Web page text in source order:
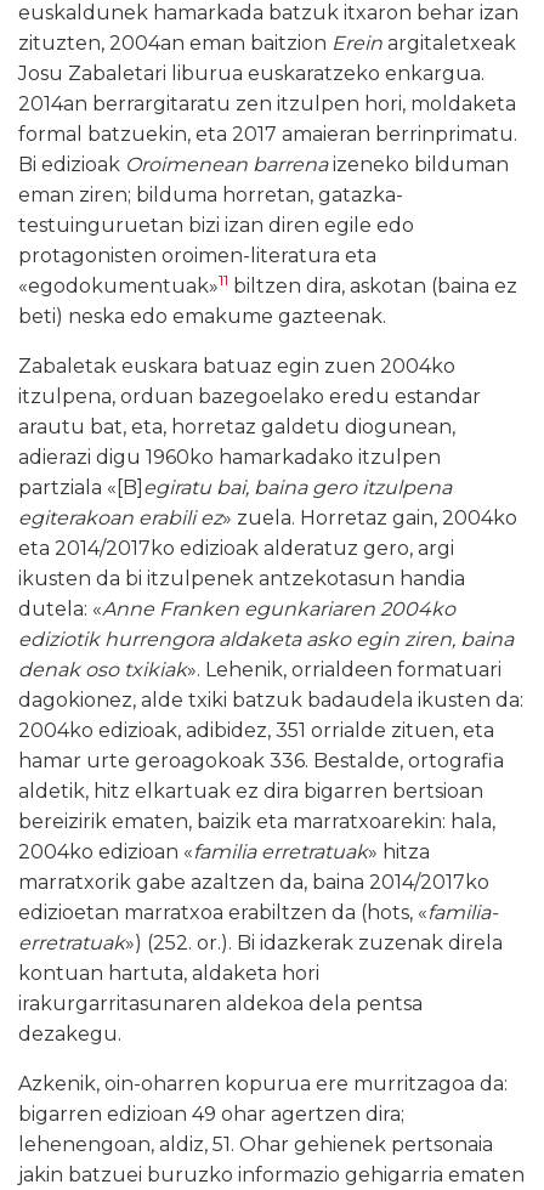
euskaldunek hamarkada batzuk itxaron behar izan
zituzten, 2004an eman baitzion Erein argitaletxeak
Josu Zabaletari liburua euskaratzeko enkargua.
2014an berrargitaratu zen itzulpen hori, moldaketa
formal batzuekin, eta 2017 amaieran berrinprimatu.
Bi edizioak Oroimenean barrenaizeneko bilduman
eman ziren; bilduma horretan, gatazka-
testuinguruetan bizi izan diren egile edo
protagonisten oroimen-literatura eta
«egodokumentuak»11 biltzen dira, askotan (baina ez
beti) neska edo emakume gazteenak.
Zabaletak euskara batuaz egin zuen 2004ko
itzulpena, orduan bazegoelako eredu estandar
arautu bat, eta, horretaz galdetu diogunean,
adierazi digu 1960ko hamarkadako itzulpen
partziala «[B] egiratu bai, baina gero itzulpena
egiterakoan erabili ez» zuela. Horretaz gain, 2004ko
eta 2014/2017ko edizioak alderatuz gero, argi
ikusten da bi itzulpenek antzekotasun handia
dutela: «Anne Franken egunkariaren 2004ko
ediziotik hurrengora aldaketa asko egin ziren, baina
denak oso txikiak». Lehenik, orrialdeen formatuari
dagokionez, alde txiki batzuk badaudela ikusten da:
2004ko edizioak, adibidez, 351 orrialde zituen, eta
hamar urte geroagokoak 336. Bestalde, ortografia
aldetik, hitz elkartuak ez dira bigarren bertsioan
bereizirik ematen, baizik eta marratxoarekin: hala,
2004ko edizioan «familia erretratuak» hitza
marratxorik gabe azaltzen da, baina 2014/2017ko
edizioetan marratxoa erabiltzen da (hots, «familia-
erretratuak») (252. or.). Bi idazkerak zuzenak direla
kontuan hartuta, aldaketa hori
irakurgarritasunaren aldekoa dela pentsa
dezakegu.
Azkenik, oin-oharren kopurua ere murritzagoa da:
bigarren edizioan 49 ohar agertzen dira;
lehenengoan, aldiz, 51. Ohar gehienek pertsonaia
jakin batzuei buruzko informazio gehigarria ematen